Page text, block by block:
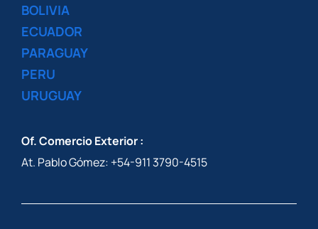
BOLIVIA
ECUADOR
PARAGUAY
PERU
URUGUAY
Of. Comercio Exterior :
At. Pablo Gómez: +54-911 3790-4515